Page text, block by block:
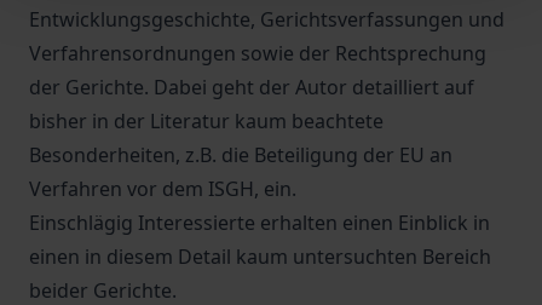
Entwicklungsgeschichte, Gerichtsverfassungen und
Verfahrensordnungen sowie der Rechtsprechung
der Gerichte. Dabei geht der Autor detailliert auf
bisher in der Literatur kaum beachtete
Besonderheiten, z.B. die Beteiligung der EU an
Verfahren vor dem ISGH, ein.
Einschlägig Interessierte erhalten einen Einblick in
einen in diesem Detail kaum untersuchten Bereich
beider Gerichte.